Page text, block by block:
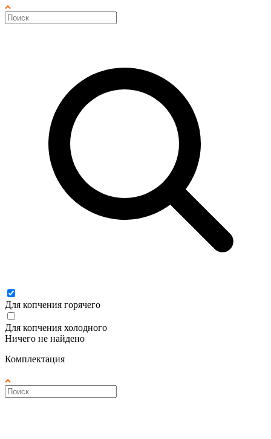
Для копчения горячего
Для копчения холодного
Ничего не найдено
Комплектация